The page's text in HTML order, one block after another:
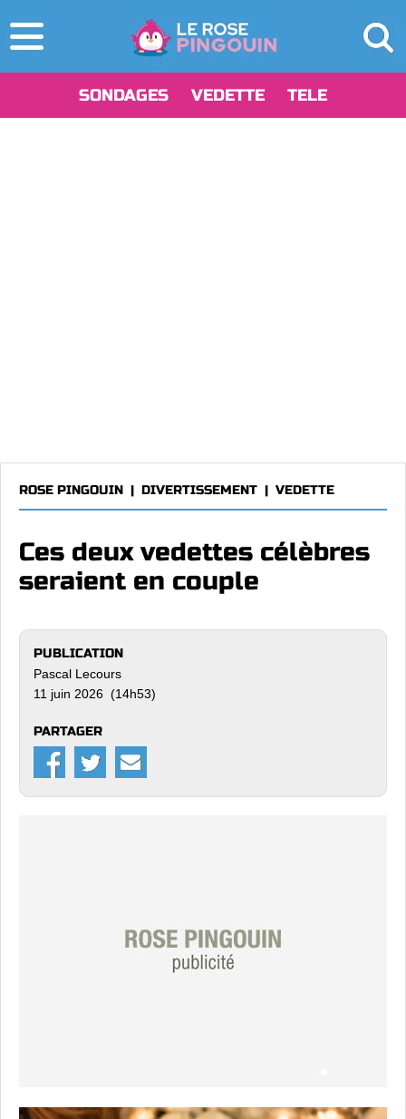
SONDAGES VEDETTE TELE
ROSE PINGOUIN | DIVERTISSEMENT | VEDETTE
Ces deux vedettes célèbres
seraient en couple
PUBLICATION
Pascal Lecours
11 juin 2026 (14h53)
PARTAGER